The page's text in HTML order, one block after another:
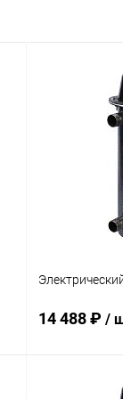
14 488 ₽ /